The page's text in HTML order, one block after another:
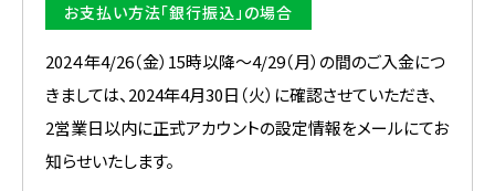
お支払い方法「銀行振込」の場合
202４年4/26（金）15時以降〜4/29（月）の間のご入金につ
きましては、2024年4月30日（火）に確認させていただき、
2営業日以内に正式アカウントの設定情報をメールにてお
知らせいたします。